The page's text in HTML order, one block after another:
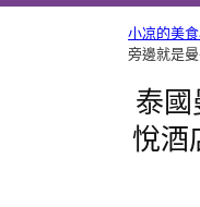
小凉的美
旁邊就是
泰國
悅酒